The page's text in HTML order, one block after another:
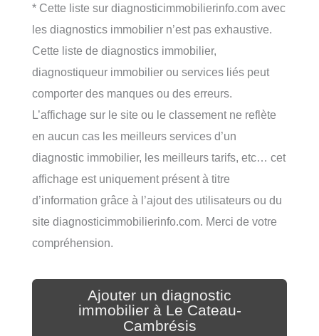
* Cette liste sur diagnosticimmobilierinfo.com avec
les diagnostics immobilier n’est pas exhaustive.
Cette liste de diagnostics immobilier,
diagnostiqueur immobilier ou services liés peut
comporter des manques ou des erreurs.
L’affichage sur le site ou le classement ne reflète
en aucun cas les meilleurs services d’un
diagnostic immobilier, les meilleurs tarifs, etc… cet
affichage est uniquement présent à titre
d’information grâce à l’ajout des utilisateurs ou du
site diagnosticimmobilierinfo.com. Merci de votre
compréhension.
Ajouter un diagnostic
immobilier à Le Cateau-
Cambrésis